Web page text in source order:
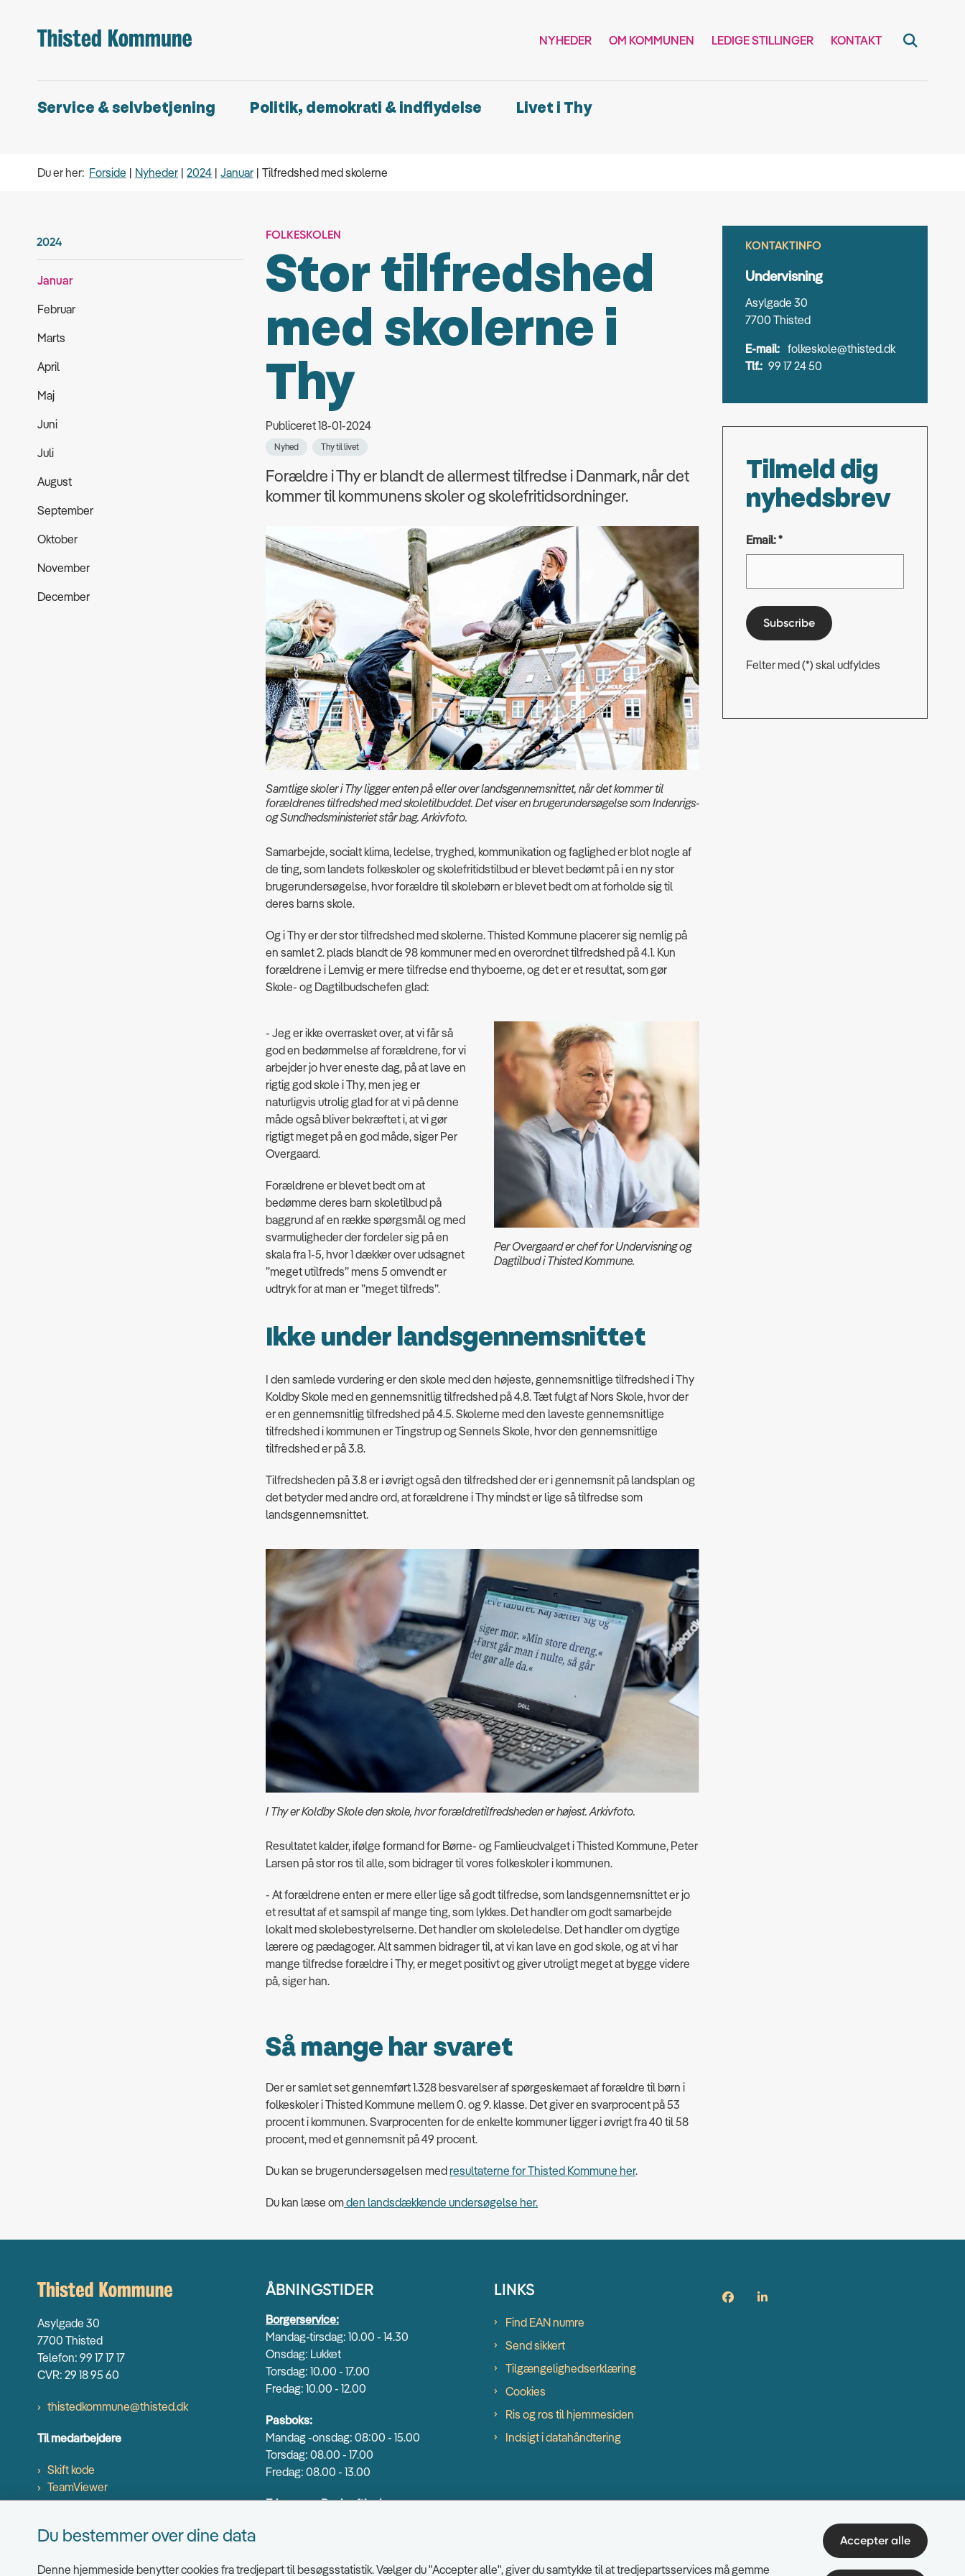
NYHEDER OM KOMMUNEN LEDIGE STILLINGER KONTAKT
Service & selvbetjening Politik, demokrati & indflydelse Livet i Thy
Du er her: Forside Nyheder 2024 Januar Tilfredshed med skolerne
2024
Januar
Februar
Marts
April
Maj
Juni
Juli
August
September
Oktober
November
December
FOLKESKOLEN
Stor tilfredshed
med skolerne i
Thy
Publiceret 18-01-2024
Nyhed Thy til livet
Forældre i Thy er blandt de allermest tilfredse i Danmark, når det
kommer til kommunens skoler og skolefritidsordninger.
Samtlige skoler i Thy ligger enten på eller over landsgennemsnittet, når det kommer til
forældrenes tilfredshed med skoletilbuddet. Det viser en brugerundersøgelse som Indenrigs-
og Sundhedsministeriet står bag. Arkivfoto.
Samarbejde, socialt klima, ledelse, tryghed, kommunikation og faglighed er blot nogle af
de ting, som landets folkeskoler og skolefritidstilbud er blevet bedømt på i en ny stor
brugerundersøgelse, hvor forældre til skolebørn er blevet bedt om at forholde sig til
deres barns skole.
Og i Thy er der stor tilfredshed med skolerne. Thisted Kommune placerer sig nemlig på
en samlet 2. plads blandt de 98 kommuner med en overordnet tilfredshed på 4.1. Kun
forældrene i Lemvig er mere tilfredse end thyboerne, og det er et resultat, som gør
Skole- og Dagtilbudschefen glad:
- Jeg er ikke overrasket over, at vi får så
god en bedømmelse af forældrene, for vi
arbejder jo hver eneste dag, på at lave en
rigtig god skole i Thy, men jeg er
naturligvis utrolig glad for at vi på denne
måde også bliver bekræftet i, at vi gør
rigtigt meget på en god måde, siger Per
Overgaard.
Forældrene er blevet bedt om at
bedømme deres barn skoletilbud på
baggrund af en række spørgsmål og med
svarmuligheder der fordeler sig på en
skala fra 1-5, hvor 1 dækker over udsagnet
”meget utilfreds” mens 5 omvendt er
udtryk for at man er ”meget tilfreds”.
Per Overgaard er chef for Undervisning og
Dagtilbud i Thisted Kommune.
Ikke under landsgennemsnittet
I den samlede vurdering er den skole med den højeste, gennemsnitlige tilfredshed i Thy
Koldby Skole med en gennemsnitlig tilfredshed på 4.8. Tæt fulgt af Nors Skole, hvor der
er en gennemsnitlig tilfredshed på 4.5. Skolerne med den laveste gennemsnitlige
tilfredshed i kommunen er Tingstrup og Sennels Skole, hvor den gennemsnitlige
tilfredshed er på 3.8.
Tilfredsheden på 3.8 er i øvrigt også den tilfredshed der er i gennemsnit på landsplan og
det betyder med andre ord, at forældrene i Thy mindst er lige så tilfredse som
landsgennemsnittet.
I Thy er Koldby Skole den skole, hvor forældretilfredsheden er højest. Arkivfoto.
Resultatet kalder, ifølge formand for Børne- og Famlieudvalget i Thisted Kommune, Peter
Larsen på stor ros til alle, som bidrager til vores folkeskoler i kommunen.
- At forældrene enten er mere eller lige så godt tilfredse, som landsgennemsnittet er jo
et resultat af et samspil af mange ting, som lykkes. Det handler om godt samarbejde
lokalt med skolebestyrelserne. Det handler om skoleledelse. Det handler om dygtige
lærere og pædagoger. Alt sammen bidrager til, at vi kan lave en god skole, og at vi har
mange tilfredse forældre i Thy, er meget positivt og giver utroligt meget at bygge videre
på, siger han.
Så mange har svaret
Der er samlet set gennemført 1.328 besvarelser af spørgeskemaet af forældre til børn i
folkeskoler i Thisted Kommune mellem 0. og 9. klasse. Det giver en svarprocent på 53
procent i kommunen. Svarprocenten for de enkelte kommuner ligger i øvrigt fra 40 til 58
procent, med et gennemsnit på 49 procent.
Du kan se brugerundersøgelsen medresultaterne for Thisted Kommune her.
Du kan læse omden landsdækkende undersøgelse her.
KONTAKTINFO
Undervisning
Asylgade 30
7700 Thisted
E-mail: folkeskole@thisted.dk
Tlf.: 99 17 24 50
Tilmeld dig
nyhedsbrev
Email: *
Subscribe
Felter med (*) skal udfyldes
Asylgade 30
7700 Thisted
Telefon: 99 17 17 17
CVR: 29 18 95 60
thistedkommune@thisted.dk
Til medarbejdere
Skift kode
TeamViewer
ÅBNINGSTIDER
Borgerservice:
Mandag-tirsdag: 10.00 - 14.30
Onsdag: Lukket
Torsdag: 10.00 - 17.00
Fredag: 10.00 - 12.00
Pasboks:
Mandag -onsdag: 08:00 - 15.00
Torsdag: 08.00 - 17.00
Fredag: 08.00 - 13.00
Erhverv og Beskæftigelse:
LINKS
Find EAN numre
Send sikkert
Tilgængelighedserklæring
Cookies
Ris og ros til hjemmesiden
Indsigt i datahåndtering
Du bestemmer over dine data
Denne hjemmeside benytter cookies fra tredjepart til besøgsstatistik. Vælger du "Accepter alle", giver du samtykke til at tredjepartsservices må gemme
Accepter alle